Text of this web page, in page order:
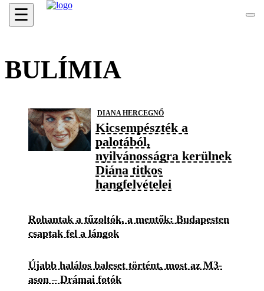
☰
BULÍMIA
DIANA HERCEGNŐ
Kicsempészték a
palotából,
nyilvánosságra kerülnek
Diána titkos
hangfelvételei
Rohantak a tűzoltók, a mentők: Budapesten
csaptak fel a lángok
Újabb halálos baleset történt, most az M3-
ason – Drámai fotók